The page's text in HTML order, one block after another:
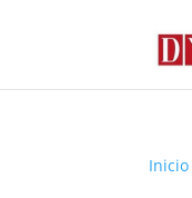
Inicio